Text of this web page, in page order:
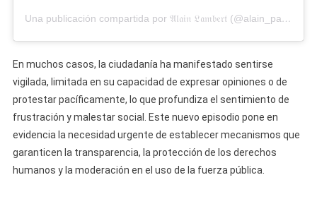
Una publicación compartida por 𝔄𝔩𝔞𝔦𝔫 𝔏𝔞𝔪𝔟𝔢𝔯𝔱 (@alain_paparazzi_cubano)
En muchos casos, la ciudadanía ha manifestado sentirse
vigilada, limitada en su capacidad de expresar opiniones o de
protestar pacíficamente, lo que profundiza el sentimiento de
frustración y malestar social. Este nuevo episodio pone en
evidencia la necesidad urgente de establecer mecanismos que
garanticen la transparencia, la protección de los derechos
humanos y la moderación en el uso de la fuerza pública.